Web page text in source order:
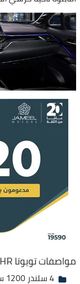
مواصفات تويوتا C-HR موديل 2021
4 سلندر 1200 سي سي تيربو